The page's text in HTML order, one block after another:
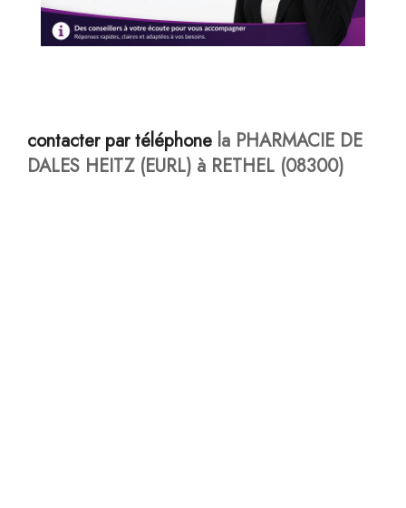
contacter par téléphone la PHARMACIE DE
DALES HEITZ (EURL) à RETHEL (08300)